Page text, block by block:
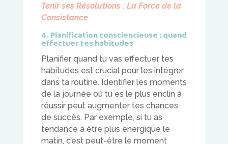
Tenir ses Résolutions : La Force de la
Consistance
4. Planification consciencieuse : quand
effectuer tes habitudes
Planifier quand tu vas effectuer tes
habitudes est crucial pour les intégrer
dans ta routine. Identifier les moments
de la journée où tu es le plus enclin à
réussir peut augmenter tes chances
de succès. Par exemple, si tu as
tendance à être plus énergique le
matin, c’est peut-être le moment